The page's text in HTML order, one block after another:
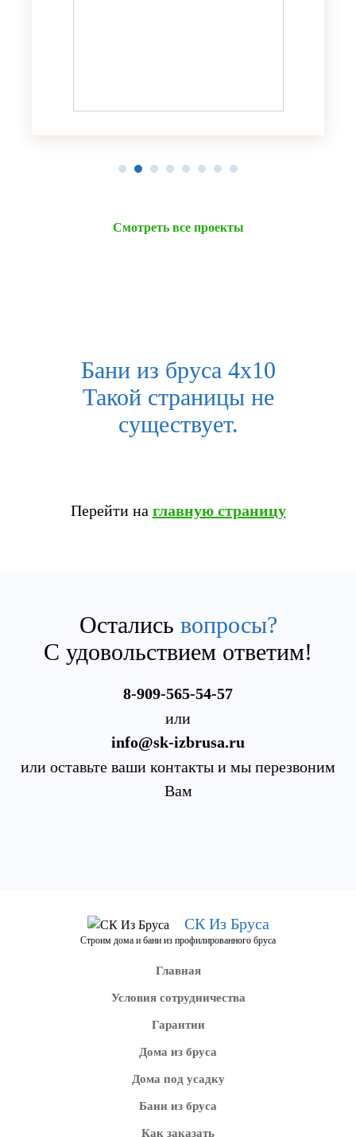
Смотреть все проекты
Бани из бруса 4х10
Такой страницы не
существует.
Перейти на главную страницу
Остались вопросы?
С удовольствием ответим!
8-909-565-54-57
или
info@sk-izbrusa.ru
или оставьте ваши контакты и мы перезвоним
Вам
СК Из Бруса
Строим дома и бани из профилированного бруса
Главная
Условия сотрудничества
Гарантии
Дома из бруса
Дома под усадку
Бани из бруса
Как заказать